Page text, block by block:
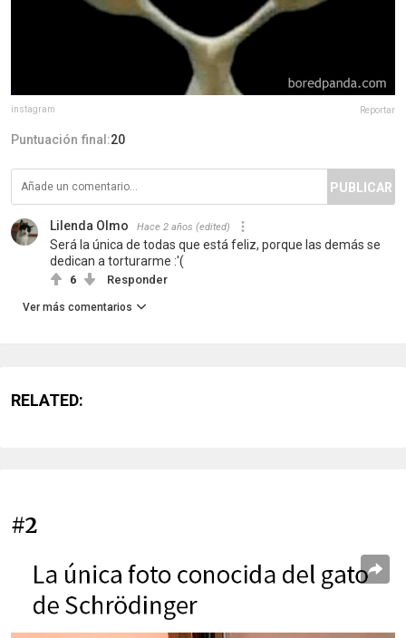
instagram Reportar
Puntuación final:20
PUBLICAR
Lilenda Olmo Hace 2 años (edited)
Será la única de todas que está feliz, porque las demás se
dedican a torturarme :'(
6 Responder
Ver más comentarios
RELATED:
#2